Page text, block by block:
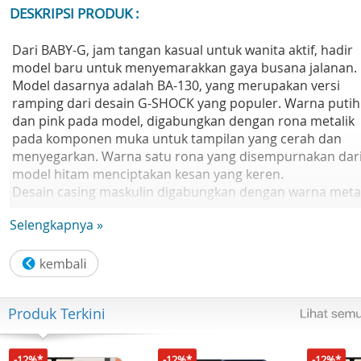
DESKRIPSI PRODUK :
Dari BABY-G, jam tangan kasual untuk wanita aktif, hadir
model baru untuk menyemarakkan gaya busana jalanan.
Model dasarnya adalah BA-130, yang merupakan versi
ramping dari desain G-SHOCK yang populer. Warna putih
dan pink pada model, digabungkan dengan rona metalik
pada komponen muka untuk tampilan yang cerah dan
menyegarkan. Warna satu rona yang disempurnakan
model hitam menciptakan kesan yang keren.
Desain casing maskulin digabungkan dengan warna
dengan gaya busana jalanan.
Spesifikasi Casio Baby-G BA-130-4ADR
Bahan casing / bezel: Resin
Tali Jam Tangan Resin
Neobrite
Tahan Goncangan
Kaca Mineral
Selengkapnya »
Produk Terkini